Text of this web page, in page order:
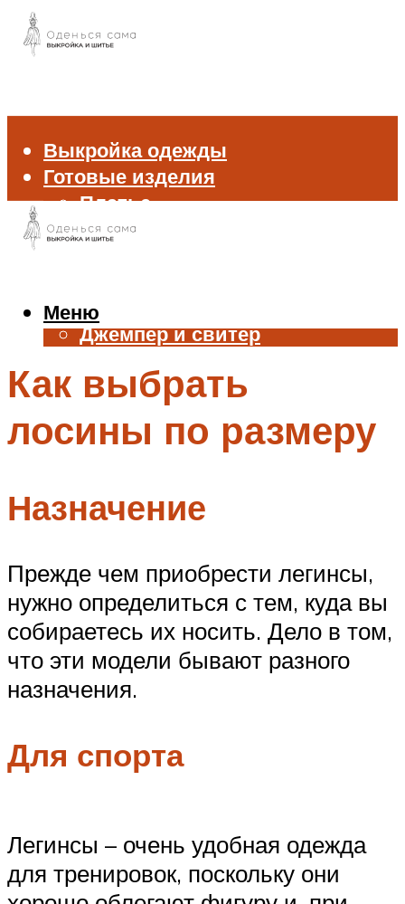
Выкройка одежды
Готовые изделия
Платье
Брюки
Жилет
Джемпер и свитер
Аксессуары
Меню
Меню
Как выбрать
лосины по размеру
Назначение
Прежде чем приобрести легинсы,
нужно определиться с тем, куда вы
собираетесь их носить. Дело в том,
что эти модели бывают разного
назначения.
Для спорта
Легинсы – очень удобная одежда
для тренировок, поскольку они